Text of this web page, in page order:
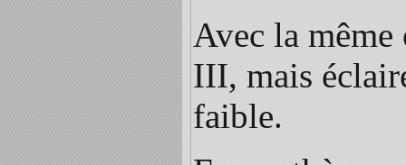
Avec la
III, mais
faible.